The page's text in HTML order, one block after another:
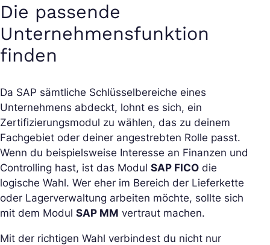
Die passende
Unternehmensfunktion
finden
Da SAP sämtliche Schlüsselbereiche eines
Unternehmens abdeckt, lohnt es sich, ein
Zertifizierungsmodul zu wählen, das zu deinem
Fachgebiet oder deiner angestrebten Rolle passt.
Wenn du beispielsweise Interesse an Finanzen und
Controlling hast, ist das Modul SAP FICO die
logische Wahl. Wer eher im Bereich der Lieferkette
oder Lagerverwaltung arbeiten möchte, sollte sich
mit dem Modul SAP MM vertraut machen.
Mit der richtigen Wahl verbindest du nicht nur